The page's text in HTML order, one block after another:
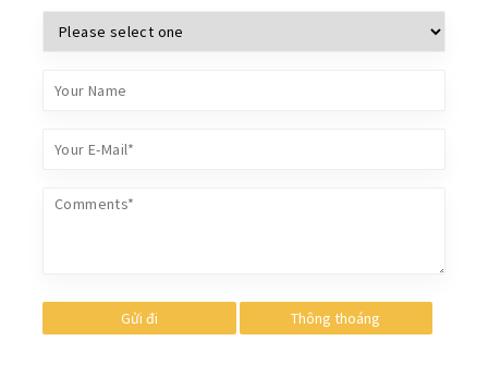
Gửi đi Thông thoáng